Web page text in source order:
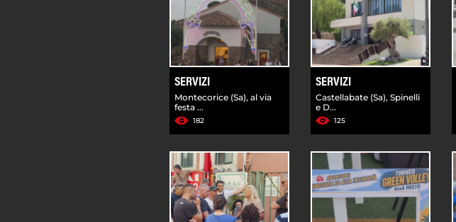
SERVIZI
Montecorice (Sa), al via
festa ...
182
SERVIZI
Castellabate (Sa), Spinelli
e D...
125